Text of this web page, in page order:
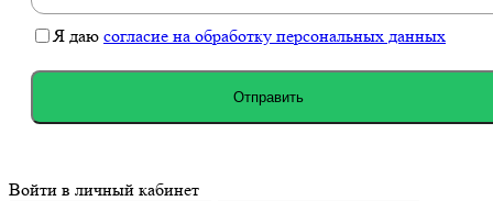
Я даю согласие на обработку персональных данных
Отправить
Войти в личный кабинет